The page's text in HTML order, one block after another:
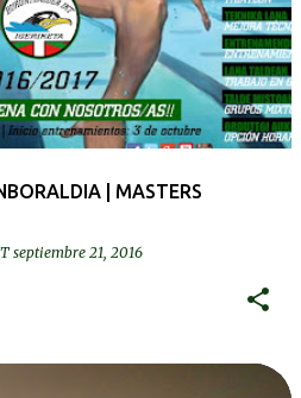
| MASTERS
septiembre 21, 2016